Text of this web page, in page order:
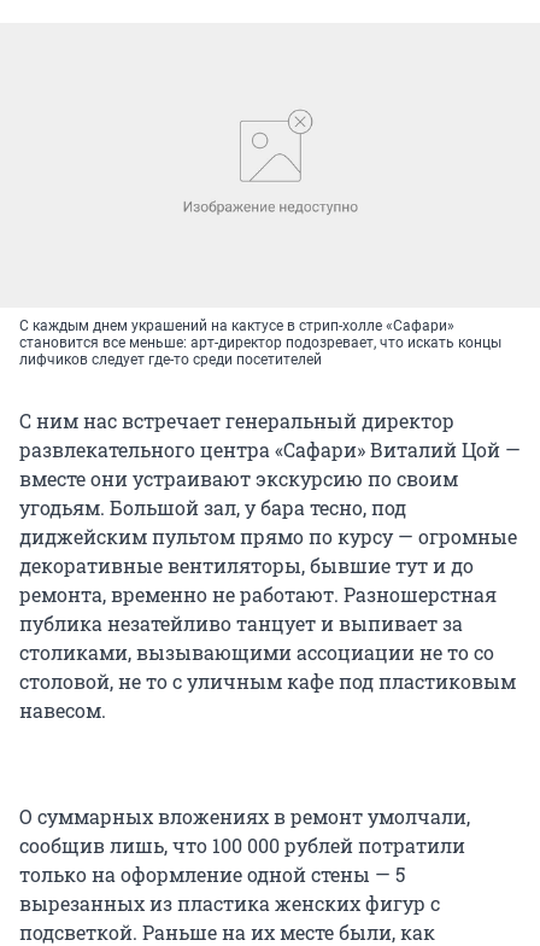
С каждым днем украшений на кактусе в стрип-холле «Сафари»
становится все меньше: арт-директор подозревает, что искать концы
лифчиков следует где-то среди посетителей
С ним нас встречает генеральный директор
развлекательного центра «Сафари» Виталий Цой —
вместе они устраивают экскурсию по своим
угодьям. Большой зал, у бара тесно, под
диджейским пультом прямо по курсу — огромные
декоративные вентиляторы, бывшие тут и до
ремонта, временно не работают. Разношерстная
публика незатейливо танцует и выпивает за
столиками, вызывающими ассоциации не то со
столовой, не то с уличным кафе под пластиковым
навесом.
О суммарных вложениях в ремонт умолчали,
сообщив лишь, что 100 000 рублей потратили
только на оформление одной стены — 5
вырезанных из пластика женских фигур с
подсветкой. Раньше на их месте были, как